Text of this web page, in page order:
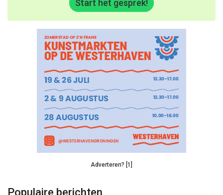
Start het gesprek!
Adverteren? [1]
Populaire berichten